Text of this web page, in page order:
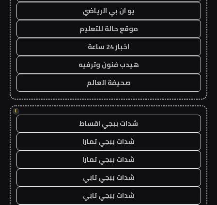
يو ان بي الرياضي
موقع حالة للتعليم
اخبار 24 ساعة
هيدب فنون وترفيه
صحيفة العالم
!
شدات ببجي اقساط
شدات ببجي تمارا
شدات ببجي تمارا
شدات ببجي تابي
شدات ببجي تابي